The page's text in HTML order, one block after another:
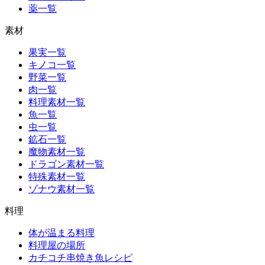
薬一覧
素材
果実一覧
キノコ一覧
野菜一覧
肉一覧
料理素材一覧
魚一覧
虫一覧
鉱石一覧
魔物素材一覧
ドラゴン素材一覧
特殊素材一覧
ゾナウ素材一覧
料理
体が温まる料理
料理屋の場所
カチコチ串焼き魚レシピ